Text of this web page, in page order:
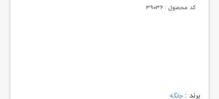
کد محصول : ۳۹۰۳۶
برند : جلگه